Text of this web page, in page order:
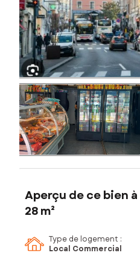
Aperçu de ce bien
28 m²
Type de logement :
Local Commercial